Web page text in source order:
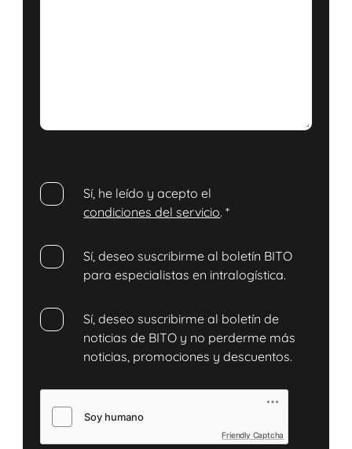
Sí, he leído y acepto el
condiciones del servicio.*
Sí, deseo suscribirme al boletín BITO
para especialistas en intralogística.
Sí, deseo suscribirme al boletín de
noticias de BITO y no perderme más
noticias, promociones y descuentos.
Friendly Captcha